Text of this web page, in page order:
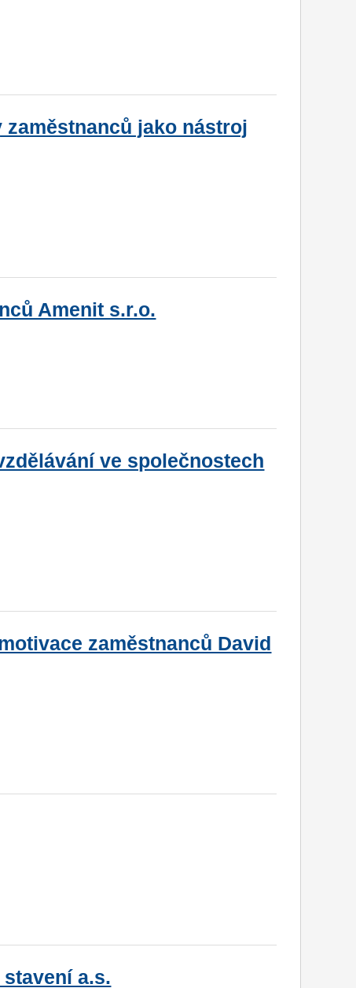
jako nástroj
Amenit s.r.o.
ve společnostech
zaměstnanců David
a.s.